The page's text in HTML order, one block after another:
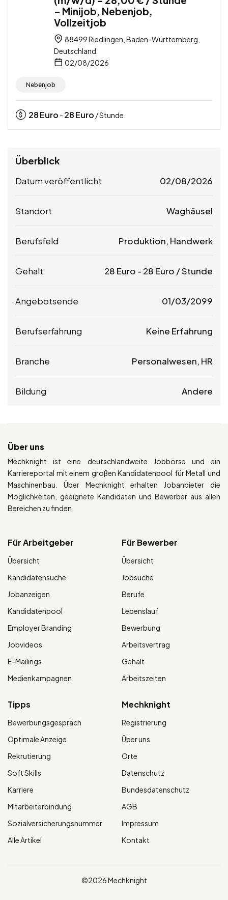
– Minijob, Nebenjob,
Vollzeitjob
88499 Riedlingen, Baden-Württemberg,
Deutschland
02/08/2026
Nebenjob
28Euro - 28Euro / Stunde
Überblick
Datum veröffentlicht 02/08/2026
Standort Waghäusel
Berufsfeld Produktion, Handwerk
Gehalt 28 Euro - 28 Euro / Stunde
Angebotsende 01/03/2099
Berufserfahrung Keine Erfahrung
Branche Personalwesen, HR
Bildung Andere
Über uns
Mechknight ist eine deutschlandweite Jobbörse und ein
Karriereportal mit einem großen Kandidatenpool für Metall und
Maschinenbau. Über Mechknight erhalten Jobanbieter die
Möglichkeiten, geeignete Kandidaten und Bewerber aus allen
Bereichen zu finden.
Für Arbeitgeber
Übersicht
Kandidatensuche
Jobanzeigen
Kandidatenpool
Employer Branding
Jobvideos
E-Mailings
Medienkampagnen
Für Bewerber
Übersicht
Jobsuche
Berufe
Lebenslauf
Bewerbung
Arbeitsvertrag
Gehalt
Arbeitszeiten
Tipps
Bewerbungsgespräch
Optimale Anzeige
Rekrutierung
Soft Skills
Karriere
Mitarbeiterbindung
Sozialversicherungsnummer
Alle Artikel
Mechknight
Registrierung
Über uns
Orte
Datenschutz
Bundesdatenschutz
AGB
Impressum
Kontakt
©2026 Mechknight